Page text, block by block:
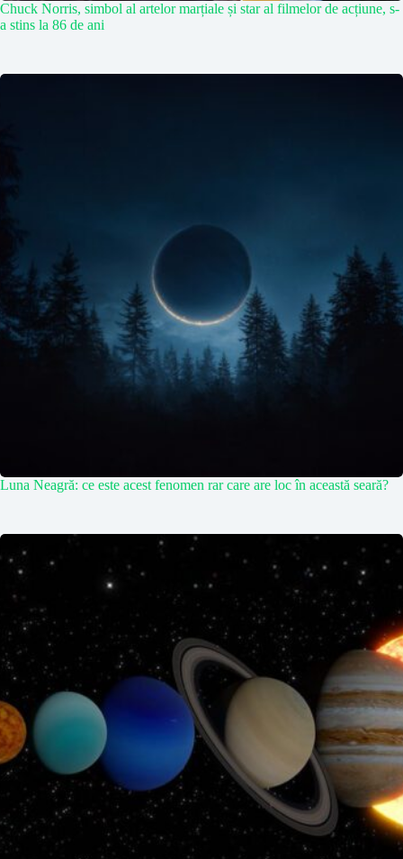
Chuck Norris, simbol al artelor marțiale și star al filmelor de acțiune, s-
a stins la 86 de ani
Luna Neagră: ce este acest fenomen rar care are loc în această seară?